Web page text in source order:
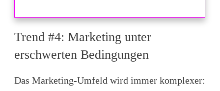
Trend #4: Marketing unter
erschwerten Bedingungen
Das Marketing-Umfeld wird immer komplexer: